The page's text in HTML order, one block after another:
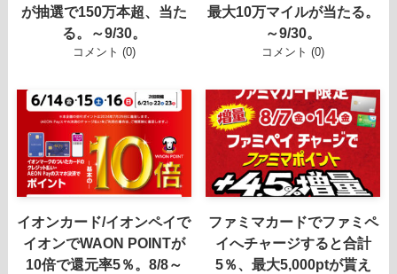
が抽選で150万本超、当た
る。～9/30。
コメント (0)
最大10万マイルが当たる。
～9/30。
コメント (0)
イオンカード/イオンペイで
イオンでWAON POINTが
10倍で還元率5％。8/8～
ファミマカードでファミペ
イへチャージすると合計
5％、最大5,000ptが貰え